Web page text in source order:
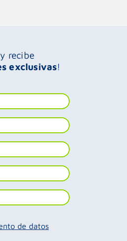
recibe
exclusivas!
de datos